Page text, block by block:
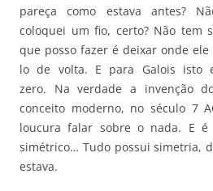
pareça como estava antes?
coloquei um fio, certo? Não tem
que posso fazer é deixar onde ele
lo de volta. E para Galois isto
zero. Na verdade a invenção
conceito moderno, no século 7
loucura falar sobre o nada. E
simétrico… Tudo possui simetria,
estava.